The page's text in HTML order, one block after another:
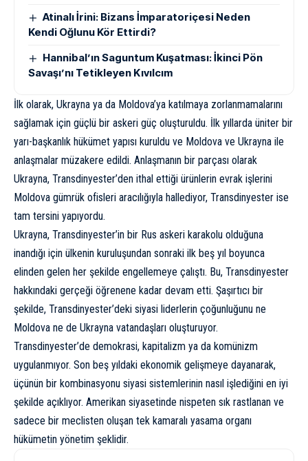
Atinalı İrini: Bizans İmparatoriçesi Neden
Kendi Oğlunu Kör Ettirdi?
Hannibal’ın Saguntum Kuşatması: İkinci Pön
Savaşı’nı Tetikleyen Kıvılcım
İlk olarak, Ukrayna ya da Moldova’ya katılmaya zorlanmamalarını
sağlamak için güçlü bir askeri güç oluşturuldu. İlk yıllarda üniter bir
yarı-başkanlık hükümet yapısı kuruldu ve Moldova ve Ukrayna ile
anlaşmalar müzakere edildi. Anlaşmanın bir parçası olarak
Ukrayna, Transdinyester’den ithal ettiği ürünlerin evrak işlerini
Moldova gümrük ofisleri aracılığıyla hallediyor, Transdinyester ise
tam tersini yapıyordu.
Ukrayna, Transdinyester’in bir Rus askeri karakolu olduğuna
inandığı için ülkenin kuruluşundan sonraki ilk beş yıl boyunca
elinden gelen her şekilde engellemeye çalıştı. Bu, Transdinyester
hakkındaki gerçeği öğrenene kadar devam etti. Şaşırtıcı bir
şekilde, Transdinyester’deki siyasi liderlerin çoğunluğunu ne
Moldova ne de Ukrayna vatandaşları oluşturuyor.
Transdinyester’de demokrasi, kapitalizm ya da komünizm
uygulanmıyor. Son beş yıldaki ekonomik gelişmeye dayanarak,
üçünün bir kombinasyonu siyasi sistemlerinin nasıl işlediğini en iyi
şekilde açıklıyor. Amerikan siyasetinde nispeten sık rastlanan ve
sadece bir meclisten oluşan tek kamaralı yasama organı
hükümetin yönetim şeklidir.